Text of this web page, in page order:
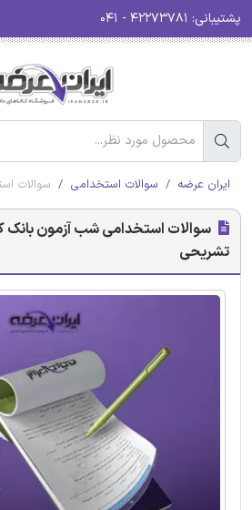
پشتیبانی:
ایران عرضه سوالات استخدامی سوالات
سوالات استخدامی شب آزمون بانک
تشریحی